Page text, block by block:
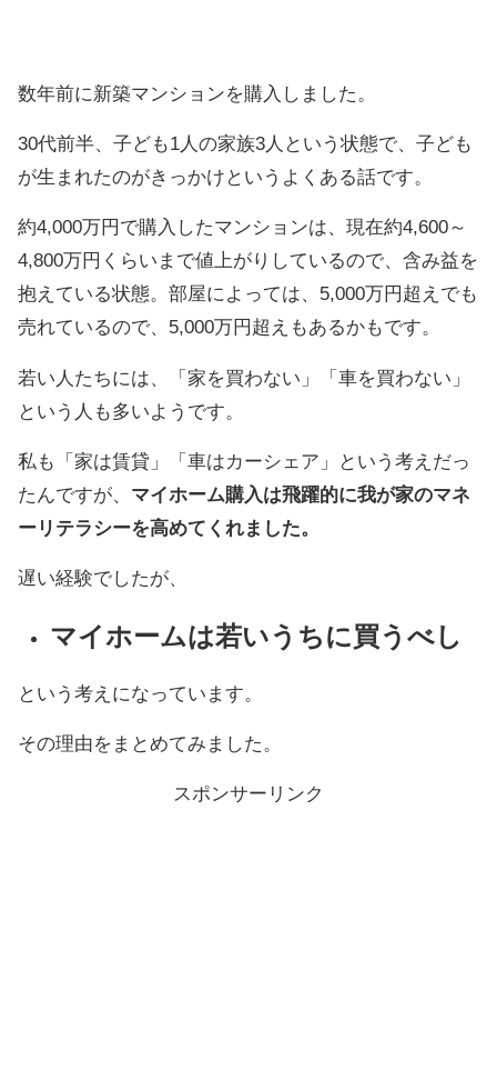
数年前に新築マンションを購入しました。
30代前半、子ども1人の家族3人という状態で、子ども
が生まれたのがきっかけというよくある話です。
約4,000万円で購入したマンションは、現在約4,600～
4,800万円くらいまで値上がりしているので、含み益を
抱えている状態。部屋によっては、5,000万円超えでも
売れているので、5,000万円超えもあるかもです。
若い人たちには、「家を買わない」「車を買わない」
という人も多いようです。
私も「家は賃貸」「車はカーシェア」という考えだっ
たんですが、 マイホーム購入は飛躍的に我が家のマネ
ーリテラシーを高めてくれました。
遅い経験でしたが、
マイホームは若いうちに買うべし
という考えになっています。
その理由をまとめてみました。
スポンサーリンク